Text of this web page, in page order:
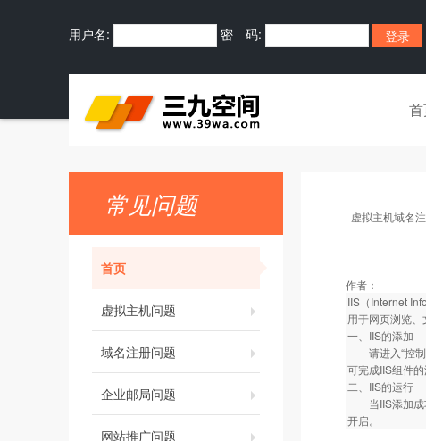
用户名: 密 码:
常见问题
首页
虚拟主机问题
域名注册问题
企业邮局问题
网站推广问题
虚拟主机域名
作者：
IIS（Internet
用于网页浏览
一、IIS的添加
请进入“控制
可完成IIS组件
二、IIS的运行
当IIS添加成
开启。